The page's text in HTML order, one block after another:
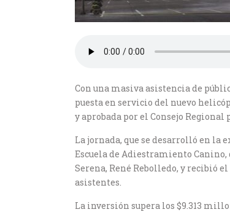
Con una masiva asistencia de
puesta en servicio del nuevo
y aprobada por el Consejo
La jornada, que se desarrolló en la
Escuela de Adiestramiento Canino,
Serena, René Rebolledo, y recibió
asistentes.
La inversión supera los $9.313